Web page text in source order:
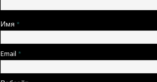
Имя *
Email *